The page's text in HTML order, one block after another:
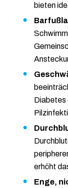
bieten
Diabetes
erhöht
Enge,